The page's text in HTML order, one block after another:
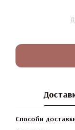
Способи